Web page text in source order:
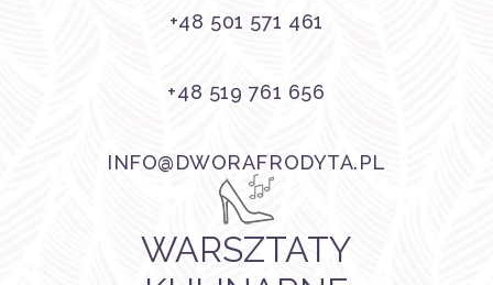
+48 501 571 461
+48 519 761 656
INFO@DWORAFRODYTA.PL
WARSZTATY